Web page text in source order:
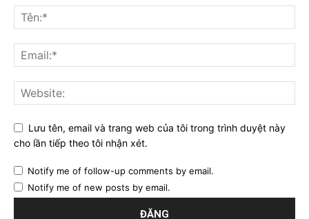
Lưu tên, email và trang web của tôi trong trình duyệt này
cho lần tiếp theo tôi nhận xét.
Notify me of follow-up comments by email.
Notify me of new posts by email.